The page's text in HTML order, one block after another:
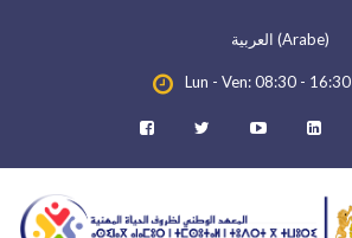
العربية (Arabe)
Lun - Ven: 08:30 - 16:30